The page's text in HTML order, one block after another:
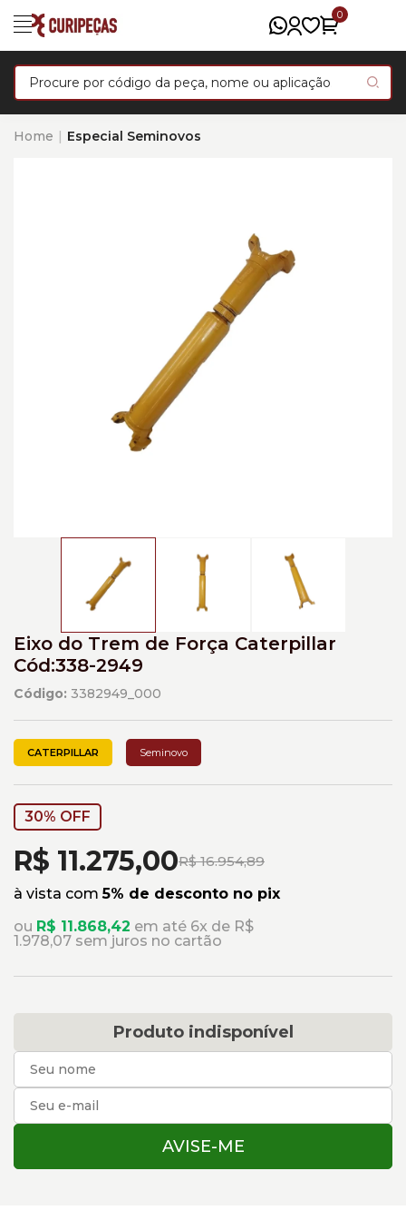
0
Home Especial Seminovos
Eixo do Trem de Força Caterpillar
Cód:338-2949
Código: 3382949_000
CATERPILLAR Seminovo
30% OFF
R$ 16.954,89
R$ 11.275,00
à vista com5% de desconto no pix
ou R$ 11.868,42 em até 6x de R$
1.978,07 sem juros no cartão
Produto indisponível
AVISE-ME